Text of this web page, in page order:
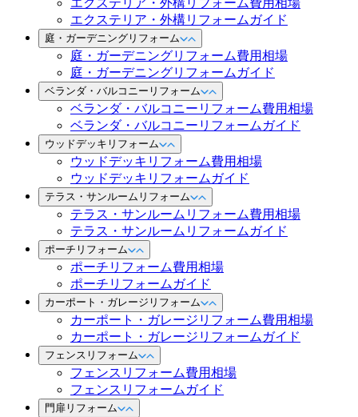
エクステリア・外構リフォームガイド
庭・ガーデニングリフォーム
庭・ガーデニングリフォーム費用相場
庭・ガーデニングリフォームガイド
ベランダ・バルコニーリフォーム
ベランダ・バルコニーリフォーム費用相場
ベランダ・バルコニーリフォームガイド
ウッドデッキリフォーム
ウッドデッキリフォーム費用相場
ウッドデッキリフォームガイド
テラス・サンルームリフォーム
テラス・サンルームリフォーム費用相場
テラス・サンルームリフォームガイド
ポーチリフォーム
ポーチリフォーム費用相場
ポーチリフォームガイド
カーポート・ガレージリフォーム
カーポート・ガレージリフォーム費用相場
カーポート・ガレージリフォームガイド
フェンスリフォーム
フェンスリフォーム費用相場
フェンスリフォームガイド
門扉リフォーム